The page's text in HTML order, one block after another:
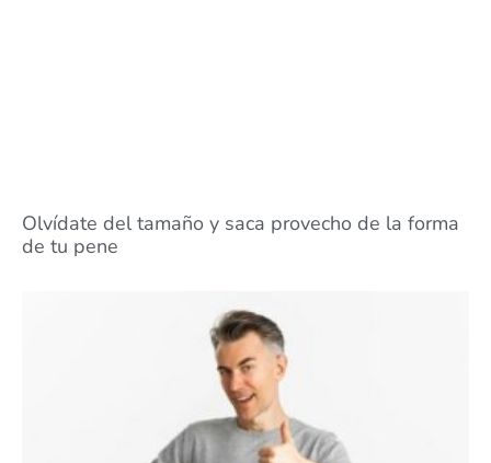
Olvídate del tamaño y saca provecho de la forma
de tu pene